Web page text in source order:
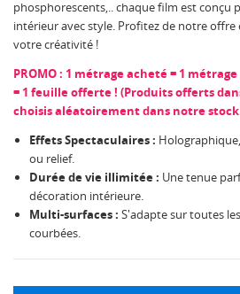
phosphorescents,.. chaque film est
intérieur avec style. Profitez de notre
votre créativité !
PROMO : 1 métrage acheté = 1
= 1 feuille offerte ! (Produits offerts
choisis aléatoirement dans notre stock
Effets Spectaculaires :
ou relief.
Durée de vie illimitée : Une tenue
décoration intérieure.
Multi-surfaces : S'adapte sur toutes
courbées.